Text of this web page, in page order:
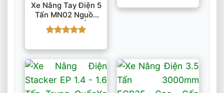
Xe Nâng Tay Điện 5
Tấn MN02 Nguồn
48V/53Ah |
48V/65Ah
hạng55
sao
hạng4.86